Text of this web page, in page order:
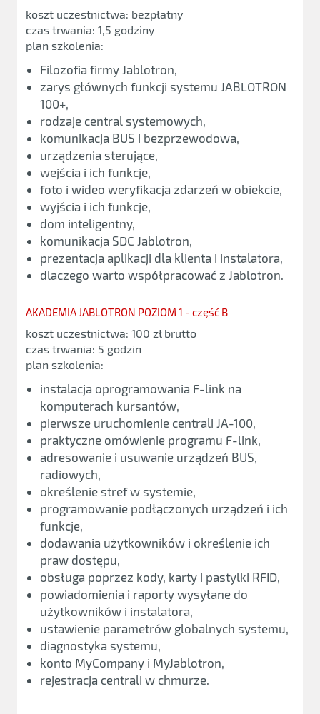
koszt uczestnictwa: bezpłatny
czas trwania: 1,5 godziny
plan szkolenia:
Filozofia firmy Jablotron,
zarys głównych funkcji systemu JABLOTRON
100+,
rodzaje central systemowych,
komunikacja BUS i bezprzewodowa,
urządzenia sterujące,
wejścia i ich funkcje,
foto i wideo weryfikacja zdarzeń w obiekcie,
wyjścia i ich funkcje,
dom inteligentny,
komunikacja SDC Jablotron,
prezentacja aplikacji dla klienta i instalatora,
dlaczego warto współpracować z Jablotron.
AKADEMIA JABLOTRON POZIOM 1 - część B
koszt uczestnictwa: 100 zł brutto
czas trwania: 5 godzin
plan szkolenia:
instalacja oprogramowania F-link na
komputerach kursantów,
pierwsze uruchomienie centrali JA-100,
praktyczne omówienie programu F-link,
adresowanie i usuwanie urządzeń BUS,
radiowych,
określenie stref w systemie,
programowanie podłączonych urządzeń i ich
funkcje,
dodawania użytkowników i określenie ich
praw dostępu,
obsługa poprzez kody, karty i pastylki RFID,
powiadomienia i raporty wysyłane do
użytkowników i instalatora,
ustawienie parametrów globalnych systemu,
diagnostyka systemu,
konto MyCompany i MyJablotron,
rejestracja centrali w chmurze.